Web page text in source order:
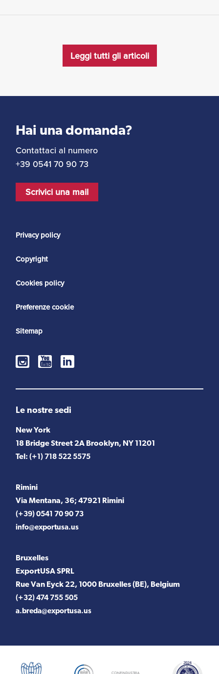
Leggi tutti gli articoli
Hai una domanda?
Contattaci al numero
+39 0541 70 90 73
Scrivici una mail
Privacy policy
Copyright
Cookies policy
Preferenze cookie
Sitemap
Le nostre sedi
New York
18 Bridge Street 2A Brooklyn, NY 11201
Tel: (+1) 718 522 5575
Rimini
Via Mentana, 36; 47921 Rimini
(+39) 0541 70 90 73
info@exportusa.us
Bruxelles
ExportUSA SPRL
Rue Van Eyck 22, 1000 Bruxelles (BE), Belgium
(+32) 474 755 505
a.breda@exportusa.us